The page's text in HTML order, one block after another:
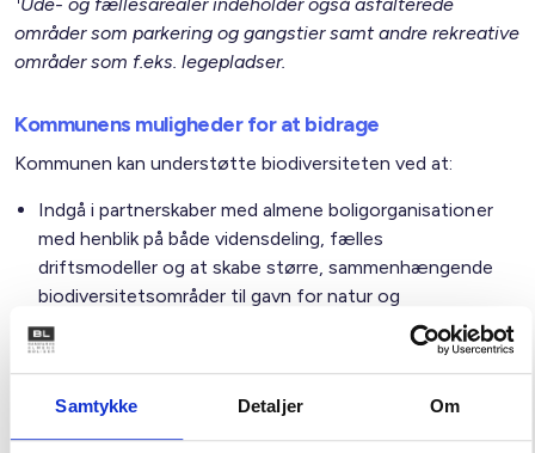
Samtykke Detaljer Om
områder som parkering og gangstier samt andre rekreative
områder som f.eks. legepladser.
Kommunens muligheder for at bidrage
Kommunen kan understøtte biodiversiteten ved at:
Indgå i partnerskaber med almene boligorganisationer
med henblik på både vidensdeling, fælles
driftsmodeller og at skabe større, sammenhængende
biodiversitetsområder til gavn for natur og
mennesker.
Udarbejde enten tværkommunale eller lokale modeller
for værdisætning af biodiversitet i kommunen.
Sætte mål og skabe biodiversitetsstrategier for
kommunens arealer, hvor relevante aktører som f.eks.